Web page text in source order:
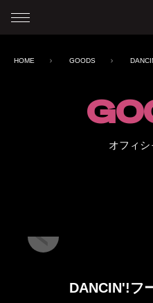
HOME GOODS
オフィ
DANCIN'!フ